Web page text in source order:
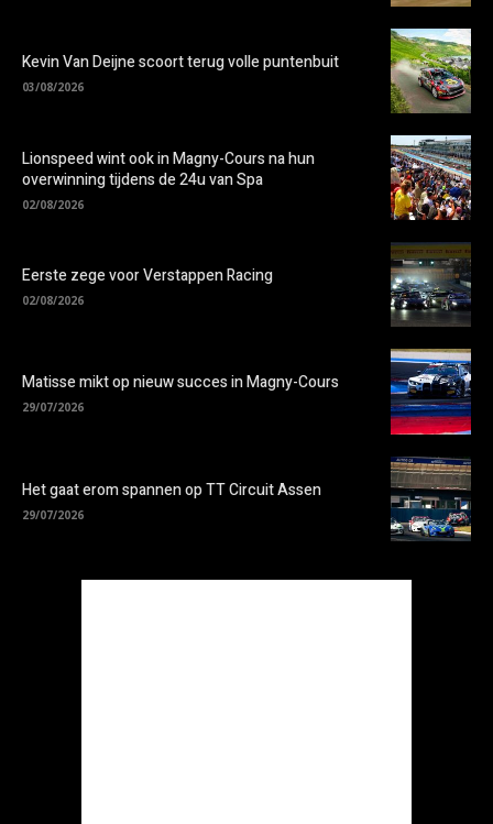
Kevin Van Deijne scoort terug volle puntenbuit
03/08/2026
Lionspeed wint ook in Magny-Cours na hun
overwinning tijdens de 24u van Spa
02/08/2026
Eerste zege voor Verstappen Racing
02/08/2026
Matisse mikt op nieuw succes in Magny-Cours
29/07/2026
Het gaat erom spannen op TT Circuit Assen
29/07/2026